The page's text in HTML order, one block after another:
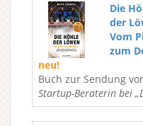
Die
der
Vom
zum
neu!
Buch zur Sendung
Startup-Beraterin bei